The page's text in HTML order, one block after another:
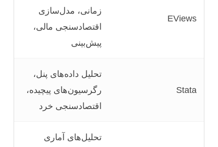
EViews
زمانی، مدل‌سازی
اقتصادسنجی مالی،
پیش‌بینی
Stata
تحلیل داده‌های پنل،
رگرسیون‌های پیچیده،
اقتصادسنجی خرد
تحلیل‌های آماری